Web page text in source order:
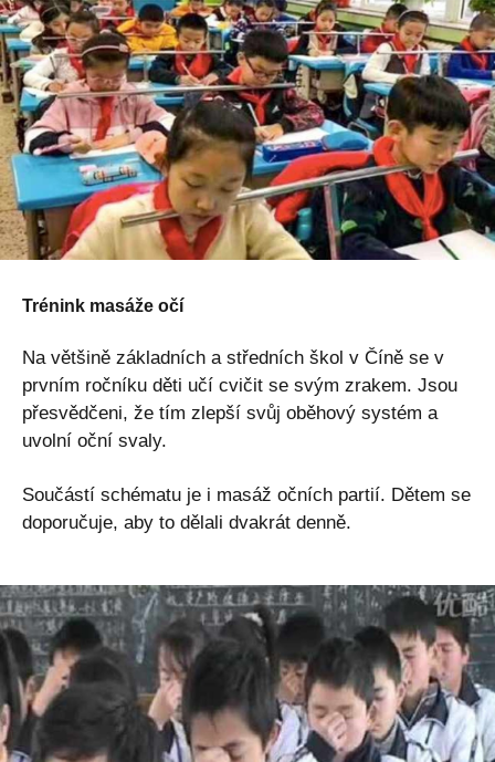
Trénink masáže očí
Na většině základních a středních škol v Číně se v
prvním ročníku děti učí cvičit se svým zrakem. Jsou
přesvědčeni, že tím zlepší svůj oběhový systém a
uvolní oční svaly.
Součástí schématu je i masáž očních partií. Dětem se
doporučuje, aby to dělali dvakrát denně.